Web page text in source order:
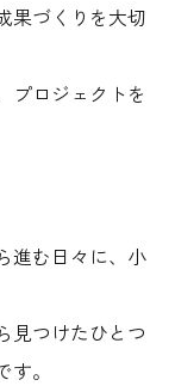
果づくりを大切
プロジェクトを
進む日々に、小
見つけたひとつ
。